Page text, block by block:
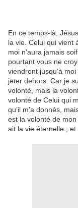
En ce temps-là,
la vie. Celui qui vient
moi n’aura jamais
pourtant vous ne
viendront jusqu’à
jeter dehors. Car je
volonté, mais la
volonté de Celui qui
qu’il m’a donnés,
est la volonté de
ait la vie éternelle ;